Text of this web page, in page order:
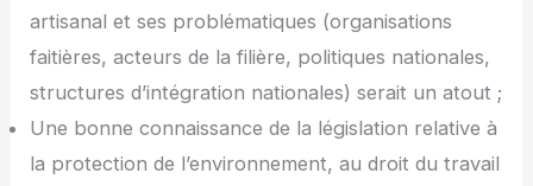
artisanal et ses problématiques (organisations
faitières, acteurs de la filière, politiques nationales,
structures d’intégration nationales) serait un atout ;
Une bonne connaissance de la législation relative à
la protection de l’environnement, au droit du travail